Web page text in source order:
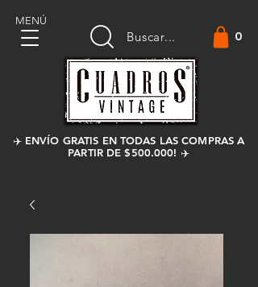
Buscar...
MENÚ
0
✈️ ENVÍO GRATIS EN TODAS LAS COMPRAS A
PARTIR DE $500.000! ✈️